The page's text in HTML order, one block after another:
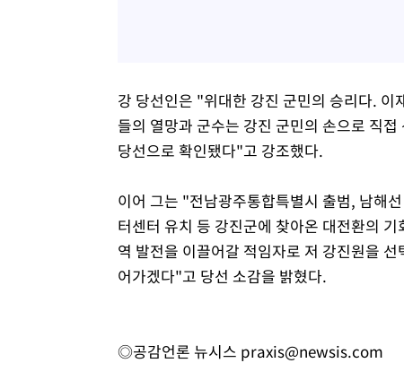
강 당선인은 "위대한 강진 군민의 승리다. 이
들의 열망과 군수는 강진 군민의 손으로 직
당선으로 확인됐다"고 강조했다.
이어 그는 "전남광주통합특별시 출범, 남해
터센터 유치 등 강진군에 찾아온 대전환의
역 발전을 이끌어갈 적임자로 저 강진원을
어가겠다"고 당선 소감을 밝혔다.
◎공감언론 뉴시스 praxis@newsis.com